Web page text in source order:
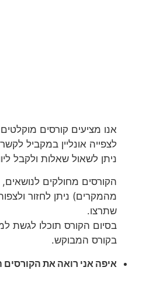
אנו מציעים קורסים
לצפייה אונליין במקביל
ניתן לשאול שאלות ולקבל
הקורסים מחולקים
מהמקרים) ניתן לחזור
שתרצו.
בסיום הקורס תוכלו לגשת
בקורס המבוקש.
איפה אני רואה את הקורסים